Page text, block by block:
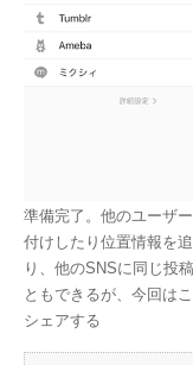
準備完了。他のユーザ
付けしたり位置情報を
り、他のSNSに同じ投
ともできるが、今回は
シェアする